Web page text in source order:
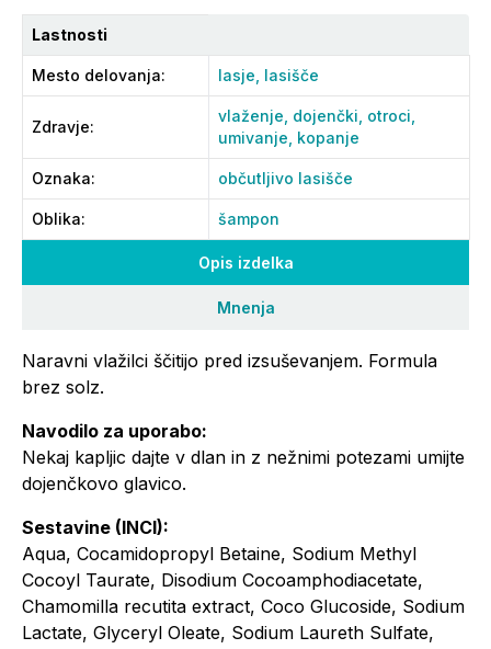
Opis izdelka
Mnenja
Naravni vlažilci ščitijo pred izsuševanjem. Formula
brez solz.
Navodilo za uporabo:
Nekaj kapljic dajte v dlan in z nežnimi potezami umijte
dojenčkovo glavico.
Sestavine (INCI):
Aqua, Cocamidopropyl Betaine, Sodium Methyl
Cocoyl Taurate, Disodium Cocoamphodiacetate,
Chamomilla recutita extract, Coco Glucoside, Sodium
Lactate, Glyceryl Oleate, Sodium Laureth Sulfate,
Lastnosti
Mesto delovanja: lasje, lasišče
Zdravje:
vlaženje, dojenčki, otroci,
umivanje, kopanje
Oznaka: občutljivo lasišče
Oblika: šampon